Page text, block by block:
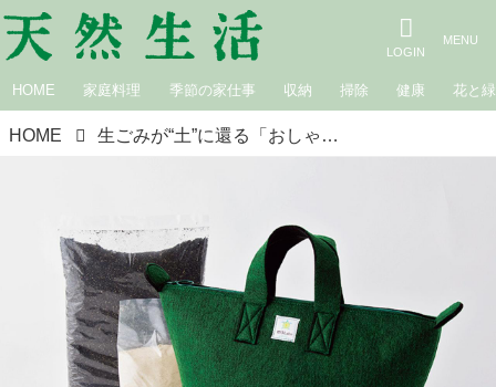
HOME 家庭料理 季節の家仕事 収納 掃除 健康 花と緑
HOME 生ごみが“土”に還る「おしゃれなコンポスト」6選。ベランダでも使える小型のバッグタイプを本音レビュー｜いいモノあうモノ